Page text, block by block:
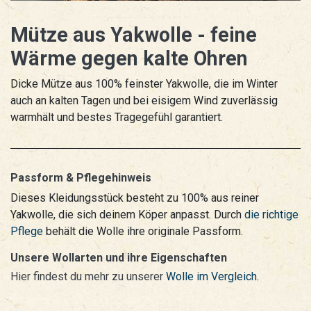
Mütze aus Yakwolle - feine
Wärme gegen kalte Ohren
Dicke Mütze aus 100% feinster Yakwolle, die im Winter
auch an kalten Tagen und bei eisigem Wind zuverlässig
warmhält und bestes Tragegefühl garantiert.
Passform & Pflegehinweis
Dieses Kleidungsstück besteht zu 100% aus reiner
Yakwolle, die sich deinem Köper anpasst. Durch die richtige
Pflege behält die Wolle ihre originale Passform.
Unsere Wollarten und ihre Eigenschaften
Hier findest du mehr zu unserer Wolle im Vergleich.